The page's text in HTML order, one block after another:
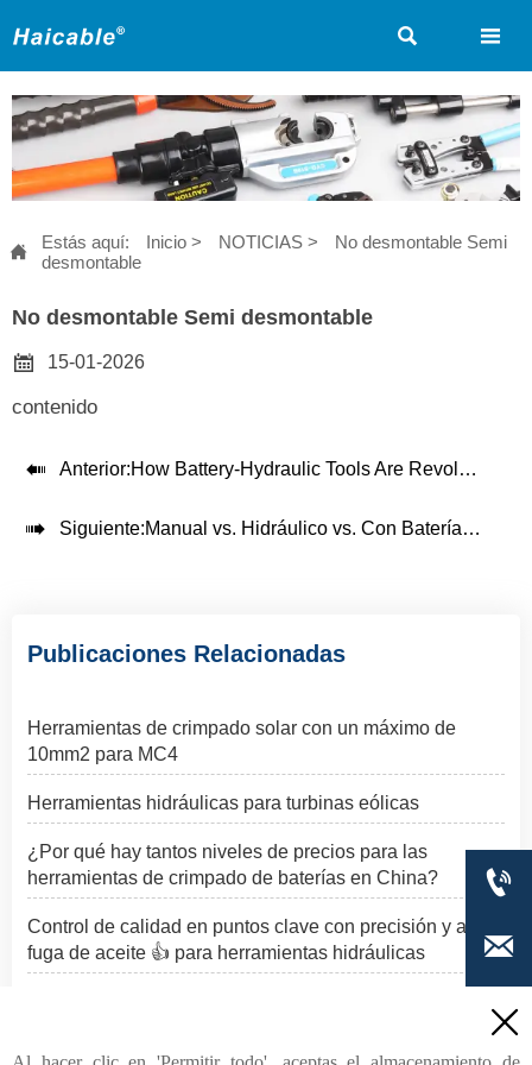
 
 Estás aquí: Inicio > NOTICIAS >
No desmontable Semi
desmontable
No desmontable Semi desmontable

15-01-2026
contenido
 Anterior:How Battery-Hydraulic Tools Are Revolutionizing Wire Rope Crimping
 Siguiente:Manual vs. Hidráulico vs. Con Batería: Una Guía Definitiva para Seleccionar la Herramienta de Crimpado Correcta
Publicaciones Relacionadas
Herramientas de crimpado solar con un máximo de
10mm2 para MC4
Herramientas hidráulicas para turbinas eólicas
¿Por qué hay tantos niveles de precios para las
herramientas de crimpado de baterías en China?
Control de calidad en puntos clave con precisión y anti-
fuga de aceite 👍 para herramientas hidráulicas



